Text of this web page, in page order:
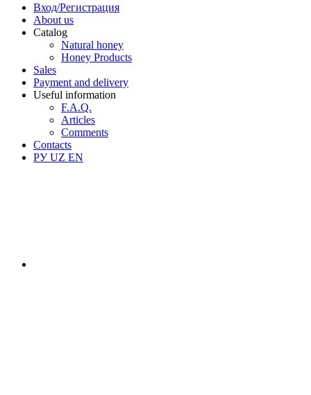
Вход/Регистрация
About us
Catalog
Natural honey
Honey Products
Sales
Payment and delivery
Useful information
F.A.Q.
Articles
Comments
Contacts
РУ UZ EN